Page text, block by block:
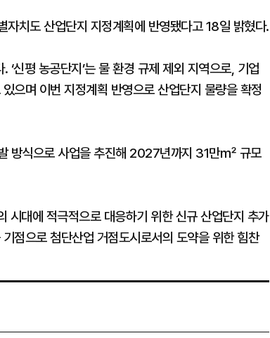
치도 산업단지 지정계획에 반영됐다고 18일 밝혔다.
신평 농공단지’는 물 환경 규제 제외 지역으로, 기업
으며 이번 지정계획 반영으로 산업단지 물량을 확정
방식으로 사업을 추진해 2027년까지 31만㎡ 규모
시대에 적극적으로 대응하기 위한 신규 산업단지 추가
점으로 첨단산업 거점도시로서의 도약을 위한 힘찬